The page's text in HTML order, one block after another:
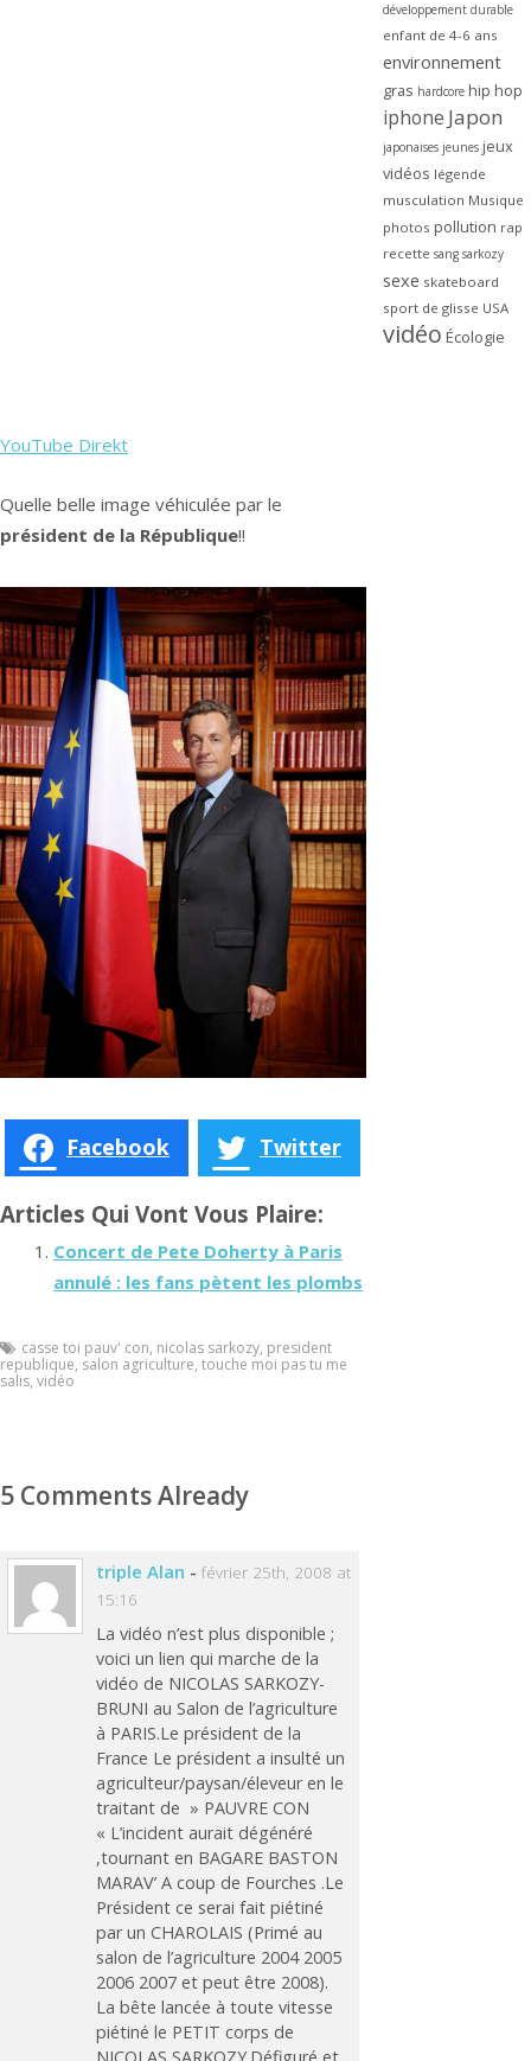
YouTube Direkt
Quelle belle image véhiculée par le
président de la République!!
Facebook Twitter
Articles Qui Vont Vous Plaire:
Concert de Pete Doherty à Paris
annulé : les fans pètent les plombs
casse toi pauv' con, nicolas sarkozy, president
republique, salon agriculture, touche moi pas tu me
salis, vidéo
5 Comments Already
triple Alan - février 25th, 2008 at
15:16
La vidéo n’est plus disponible ;
voici un lien qui marche de la
vidéo de NICOLAS SARKOZY-
BRUNI au Salon de l’agriculture
à PARIS.Le président de la
France Le président a insulté un
agriculteur/paysan/éleveur en le
traitant de » PAUVRE CON
« L’incident aurait dégénéré
,tournant en BAGARE BASTON
MARAV’ A coup de Fourches .Le
Président ce serai fait piétiné
par un CHAROLAIS (Primé au
salon de l’agriculture 2004 2005
2006 2007 et peut être 2008).
La bête lancée à toute vitesse
piétiné le PETIT corps de
développement durable
enfant de 4-6 ans
environnement
gras hardcore hip hop
iphone Japon
japonaises jeunes jeux
vidéos légende
musculation Musique
photos pollution rap
recette sang sarkozy
sexe skateboard
sport de glisse USA
vidéo Écologie